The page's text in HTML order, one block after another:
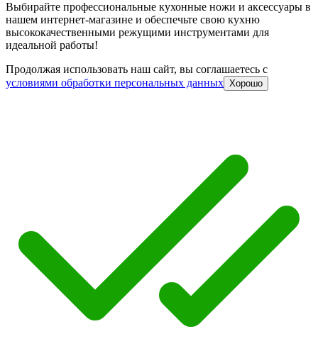
Выбирайте профессиональные кухонные ножи и аксессуары в
нашем интернет-магазине и обеспечьте свою кухню
высококачественными режущими инструментами для
идеальной работы!
Продолжая использовать наш сайт, вы соглашаетесь c
условиями обработки персональных данных Хорошо